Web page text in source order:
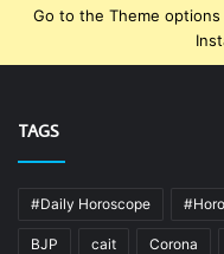
Go to the Theme
TAGS
#Daily Horoscope
BJP cait Corona